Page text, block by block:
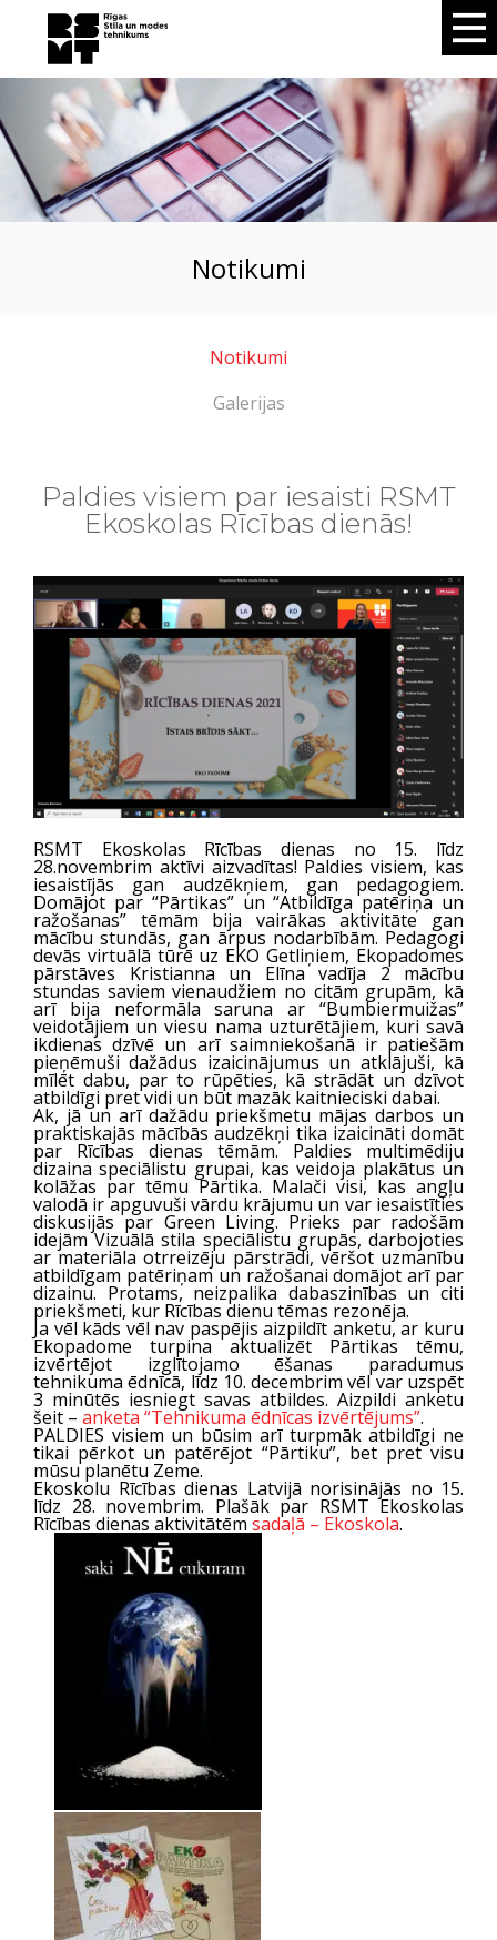
notikumi
Notikumi
Galerijas
Paldies visiem par iesaisti RSMT
Ekoskolas Rīcības dienās!
RSMT Ekoskolas Rīcības dienas no 15. līdz
28.novembrim aktīvi aizvadītas! Paldies visiem, kas
iesaistījās gan audzēkņiem, gan pedagogiem.
Domājot par “Pārtikas” un “Atbildīga patēriņa un
ražošanas” tēmām bija vairākas aktivitāte gan
mācību stundās, gan ārpus nodarbībām. Pedagogi
devās virtuālā tūrē uz EKO Getliņiem, Ekopadomes
pārstāves Kristianna un Elīna vadīja 2 mācību
stundas saviem vienaudžiem no citām grupām, kā
arī bija neformāla saruna ar “Bumbiermuižas”
veidotājiem un viesu nama uzturētājiem, kuri savā
ikdienas dzīvē un arī saimniekošanā ir patiešām
pieņēmuši dažādus izaicinājumus un atklājuši, kā
mīlēt dabu, par to rūpēties, kā strādāt un dzīvot
atbildīgi pret vidi un būt mazāk kaitnieciski dabai.
Ak, jā un arī dažādu priekšmetu mājas darbos un
praktiskajās mācībās audzēkņi tika izaicināti domāt
par Rīcības dienas tēmām. Paldies multimēdiju
dizaina speciālistu grupai, kas veidoja plakātus un
kolāžas par tēmu Pārtika. Malači visi, kas angļu
valodā ir apguvuši vārdu krājumu un var iesaistīties
diskusijās par Green Living. Prieks par radošām
idejām Vizuālā stila speciālistu grupās, darbojoties
ar materiāla otrreizēju pārstrādi, vēršot uzmanību
atbildīgam patēriņam un ražošanai domājot arī par
dizainu. Protams, neizpalika dabaszinības un citi
priekšmeti, kur Rīcības dienu tēmas rezonēja.
Ja vēl kāds vēl nav paspējis aizpildīt anketu, ar kuru
Ekopadome turpina aktualizēt Pārtikas tēmu,
izvērtējot izglītojamo ēšanas paradumus
tehnikuma ēdnīcā, līdz 10. decembrim vēl var uzspēt
3 minūtēs iesniegt savas atbildes. Aizpildi anketu
šeit – anketa “Tehnikuma ēdnīcas izvērtējums”.
PALDIES visiem un būsim arī turpmāk atbildīgi ne
tikai pērkot un patērējot “Pārtiku”, bet pret visu
mūsu planētu Zeme.
Ekoskolu Rīcības dienas Latvijā norisinājās no 15.
līdz 28. novembrim. Plašāk par RSMT Ekoskolas
Rīcības dienas aktivitātēm sadaļā – Ekoskola.